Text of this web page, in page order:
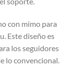
con mimo para
Este diseño es
los seguidores
lo convencional.